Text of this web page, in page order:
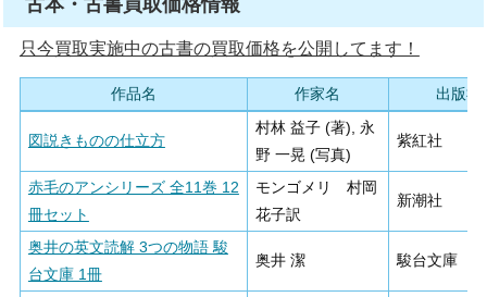
古本・古書買取価格情報
只今買取実施中の古書の買取価格を公開してます！
作品名 作家名 出版社
図説きものの仕立方
村林 益子 (著), 永
野 一晃 (写真)
紫紅社
赤毛のアンシリーズ 全11巻 12
冊セット
モンゴメリ 村岡
花子訳
新潮社
奥井の英文読解 3つの物語 駿
台文庫 1冊
奥井 潔 駿台文庫